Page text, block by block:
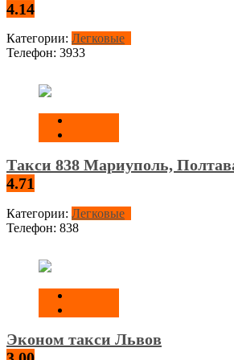
4.14
Категории: Легковые
Телефон: 3933
Такси 838 Мариуполь,
4.71
Категории: Легковые
Телефон: 838
Эконом такси Львов